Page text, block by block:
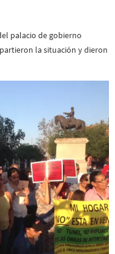
palacio de gobierno
la situación y dieron